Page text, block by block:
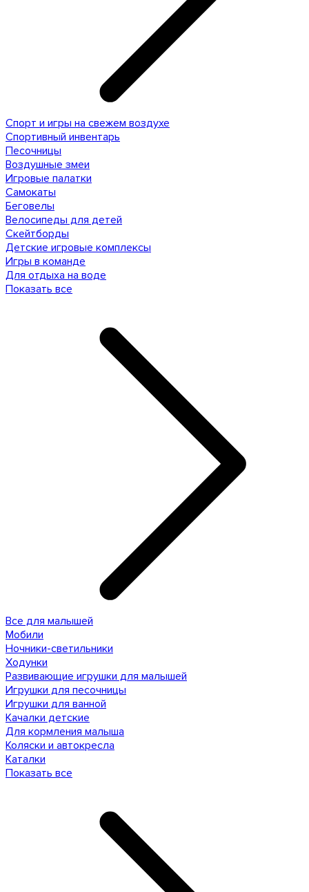
Спорт и игры на свежем воздухе
Спортивный инвентарь
Песочницы
Воздушные змеи
Игровые палатки
Самокаты
Беговелы
Велосипеды для детей
Скейтборды
Детские игровые комплексы
Игры в команде
Для отдыха на воде
Показать все
Все для малышей
Мобили
Ночники-светильники
Ходунки
Развивающие игрушки для малышей
Игрушки для песочницы
Игрушки для ванной
Качалки детские
Для кормления малыша
Коляски и автокресла
Каталки
Показать все